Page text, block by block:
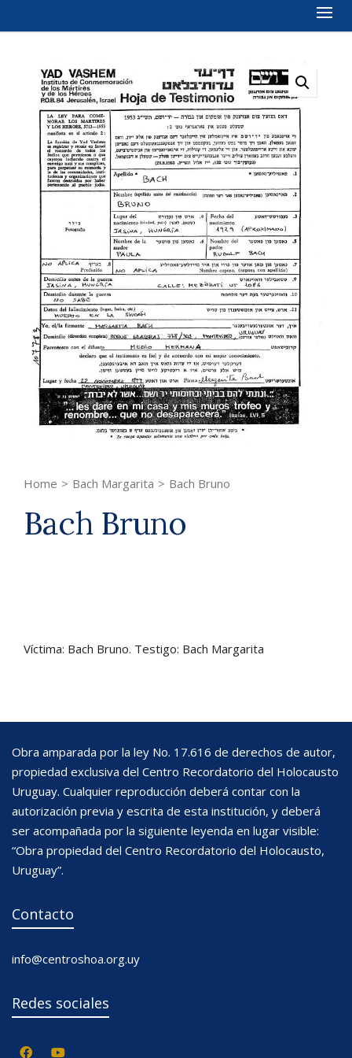
Home > Bach Margarita > Bach Bruno
Bach Bruno
Víctima: Bach Bruno. Testigo: Bach Margarita
Obra amparada por la ley No. 17.616 de derechos de autor,
propiedad exclusiva del Centro Recordatorio del Holocausto
Uruguay. Cualquier reproducción deberá contar con la
autorización previa y escrita de esta institución, y deberá
ser acompañada por la siguiente leyenda en lugar visible:
“Obra propiedad del Centro Recordatorio del Holocausto,
Uruguay”.
Contacto
info@centroshoa.org.uy
Redes sociales